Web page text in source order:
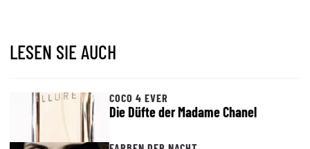
LESEN SIE AUCH
COCO 4 EVER
Die Düfte der Madame Chanel